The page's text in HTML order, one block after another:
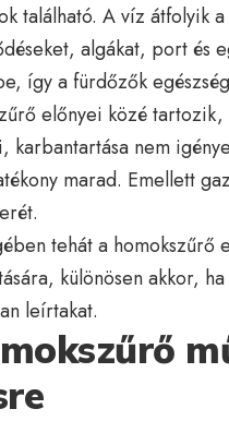
található. A víz átfolyik
algákat, port és
így a fürdőzők
előnyei közé
karbantartása nem
marad. Emellett
tehát a
különösen akkor,
leírtakat.